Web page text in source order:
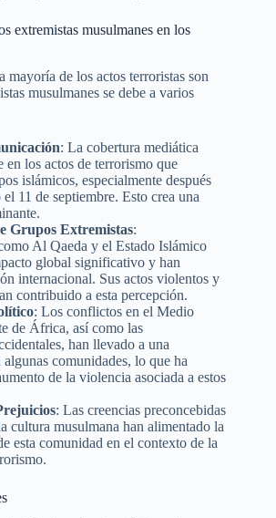
extremistas musulmanes en los
mayoría de los actos terroristas son
musulmanes se debe a varios
: La cobertura mediática
en los actos de terrorismo que
islámicos, especialmente después
11 de septiembre. Esto crea una
Grupos Extremistas:
Al Qaeda y el Estado Islámico
global significativo y han
internacional. Sus actos violentos y
contribuido a esta percepción.
: Los conflictos en el Medio
de África, así como las
han llevado a una
comunidades, lo que ha
de la violencia asociada a estos
: Las creencias preconcebidas
cultura musulmana han alimentado la
esta comunidad en el contexto de la